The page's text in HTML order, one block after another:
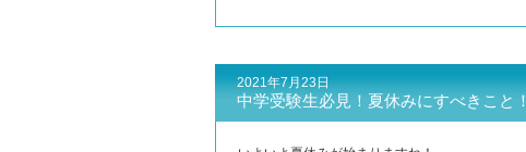
2021年7月23日
中学受験生必見！夏休みにすべきこと！